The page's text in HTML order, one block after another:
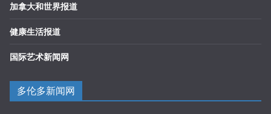
加拿大和世界报道
健康生活报道
国际艺术新闻网
多伦多新闻网